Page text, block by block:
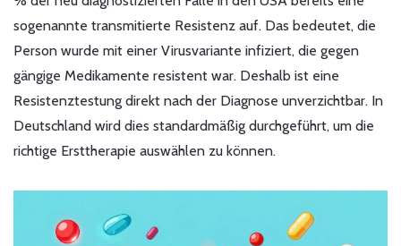
sogenannte transmitierte Resistenz auf. Das bedeutet, die
Person wurde mit einer Virusvariante infiziert, die gegen
gängige Medikamente resistent war. Deshalb ist eine
Resistenztestung direkt nach der Diagnose unverzichtbar. In
Deutschland wird dies standardmäßig durchgeführt, um die
richtige Ersttherapie auswählen zu können.